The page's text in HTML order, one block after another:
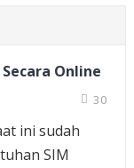
Online
30
ini sudah
SIM